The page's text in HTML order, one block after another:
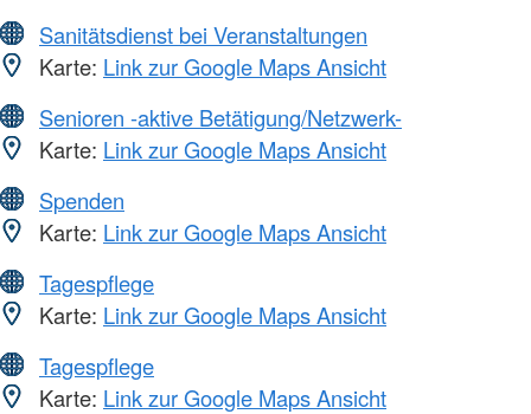
Sanitätsdienst bei Veranstaltungen
Karte: Link zur Google Maps Ansicht
Senioren -aktive Betätigung/Netzwerk-
Karte: Link zur Google Maps Ansicht
Spenden
Karte: Link zur Google Maps Ansicht
Tagespflege
Karte: Link zur Google Maps Ansicht
Tagespflege
Karte: Link zur Google Maps Ansicht